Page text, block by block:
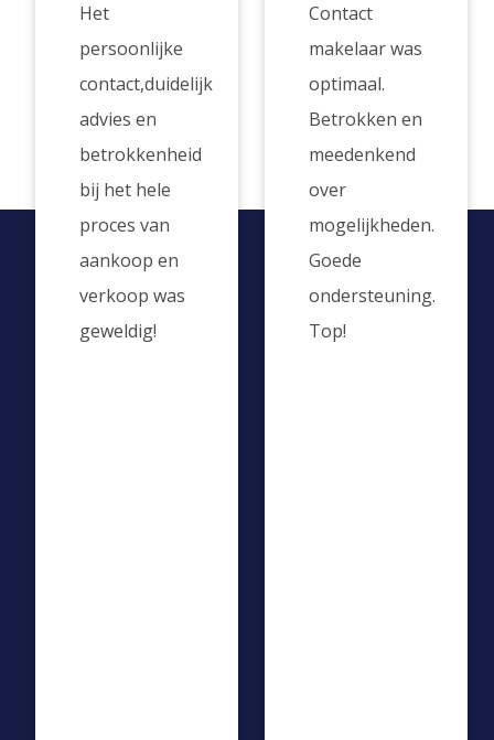
Het
persoonlijke
contact,duidelijk
advies en
betrokkenheid
bij het hele
proces van
aankoop en
verkoop was
geweldig!
Contact
makelaar was
optimaal.
Betrokken en
meedenkend
over
mogelijkheden.
Goede
ondersteuning.
Top!